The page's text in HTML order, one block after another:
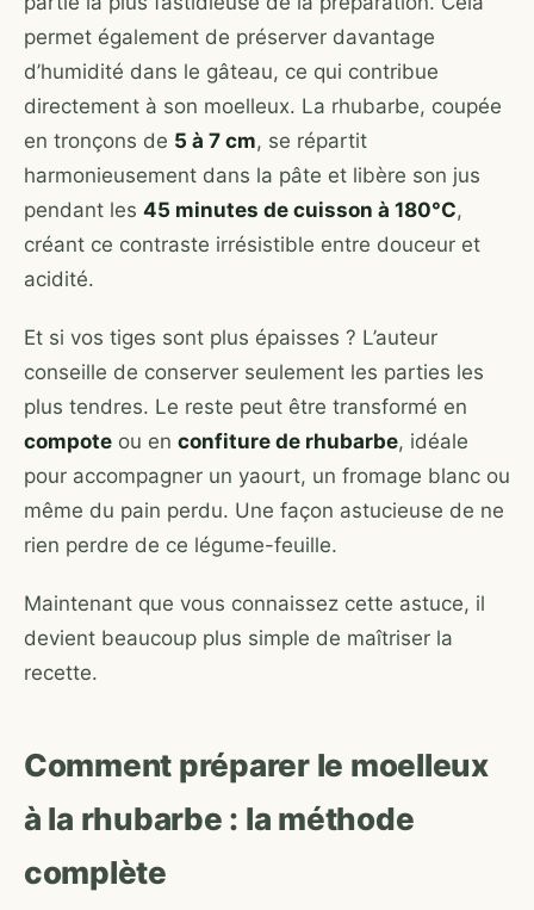
permet également de préserver davantage
d’humidité dans le gâteau, ce qui contribue
directement à son moelleux. La rhubarbe, coupée
en tronçons de 5 à 7 cm, se répartit
harmonieusement dans la pâte et libère son jus
pendant les 45 minutes de cuisson à 180°C,
créant ce contraste irrésistible entre douceur et
acidité.
Et si vos tiges sont plus épaisses ? L’auteur
conseille de conserver seulement les parties les
plus tendres. Le reste peut être transformé en
compote ou en confiture de rhubarbe, idéale
pour accompagner un yaourt, un fromage blanc ou
même du pain perdu. Une façon astucieuse de ne
rien perdre de ce légume-feuille.
Maintenant que vous connaissez cette astuce, il
devient beaucoup plus simple de maîtriser la
recette.
Comment préparer le moelleux
à la rhubarbe : la méthode
complète